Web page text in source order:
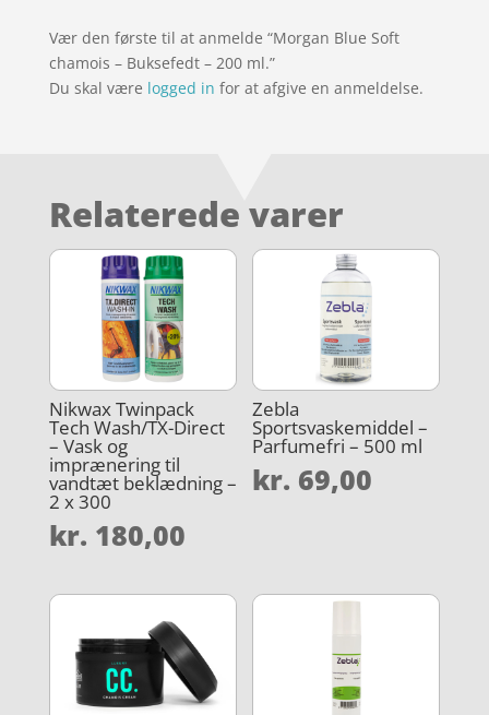
Vær den første til at anmelde “Morgan Blue Soft
chamois – Buksefedt – 200 ml.”
Du skal være logged in for at afgive en anmeldelse.
Relaterede varer
Nikwax Twinpack
Tech Wash/TX-Direct
– Vask og
imprænering til
vandtæt beklædning –
2 x 300
kr. 180,00
Zebla
Sportsvaskemiddel –
Parfumefri – 500 ml
kr. 69,00